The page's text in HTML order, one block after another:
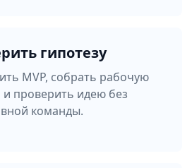
гипотезу
MVP, собрать рабочую
и проверить идею без
команды.